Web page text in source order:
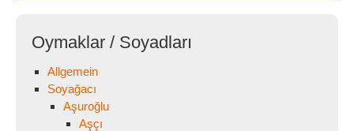
Oymaklar / Soyadları
Allgemein
Soyağacı
Aşuroğlu
Aşçı